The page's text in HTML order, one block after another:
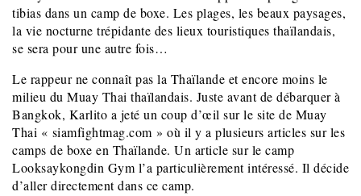
tibias dans un camp de boxe. Les plages, les beaux paysages,
la vie nocturne trépidante des lieux touristiques thaïlandais,
se sera pour une autre fois…
Le rappeur ne connaît pas la Thaïlande et encore moins le
milieu du Muay Thai thaïlandais. Juste avant de débarquer à
Bangkok, Karlito a jeté un coup d’œil sur le site de Muay
Thai « siamfightmag.com » où il y a plusieurs articles sur les
camps de boxe en Thaïlande. Un article sur le camp
Looksaykongdin Gym l’a particulièrement intéressé. Il décide
d’aller directement dans ce camp.